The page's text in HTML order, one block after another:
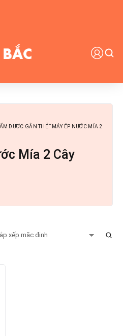
ĐƯỢC GẮN THẺ “MÁY ÉP NƯỚC MÍA 2
Mía 2 Cây